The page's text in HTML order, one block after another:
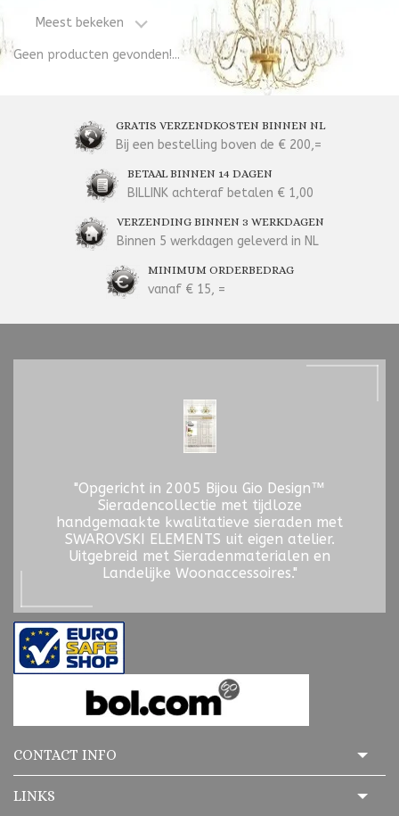
Meest bekeken
Geen producten gevonden!...
GRATIS VERZENDKOSTEN BINNEN NL
Bij een bestelling boven de € 200,=
BETAAL BINNEN 14 DAGEN
BILLINK achteraf betalen € 1,00
VERZENDING BINNEN 3 WERKDAGEN
Binnen 5 werkdagen geleverd in NL
MINIMUM ORDERBEDRAG
vanaf € 15, =
"Opgericht in 2005 Bijou Gio Design™
Sieradencollectie met tijdloze
handgemaakte kwalitatieve sieraden met
SWAROVSKI ELEMENTS uit eigen atelier.
Uitgebreid met Sieradenmaterialen en
Landelijke Woonaccessoires."
CONTACT INFO
LINKS